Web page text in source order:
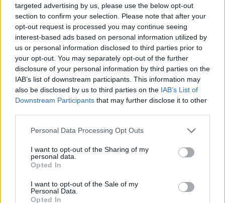
targeted advertising by us, please use the below opt-out
section to confirm your selection. Please note that after your
opt-out request is processed you may continue seeing
interest-based ads based on personal information utilized by
us or personal information disclosed to third parties prior to
your opt-out. You may separately opt-out of the further
disclosure of your personal information by third parties on the
IAB’s list of downstream participants. This information may
also be disclosed by us to third parties on the IAB’s List of
Downstream Participants that may further disclose it to other
Please note that this website/app uses one or more Google
not limited to your visit or usage behaviour. You may click to
grant or deny consent to Google and its third-party tags to
use your data for below specified purposes in below Google
consent section.
Personal Data Processing Opt Outs
I want to opt-out of the Sharing of my
personal data.
Opted In
I want to opt-out of the Sale of my
Personal Data.
Opted In
– Våra för-produktion av elektriska snöskotrar
har använts i finska Lappland och Norges
Svalbard i cirka fem år. Tusentals
internationella äventyrsresenärer har kört våra
elektriska snöskotrar totalt över 200 000 mil,
säger APT:s vd Matti Autioniemi.
programvara, vilket optimerar
energiförbrukningen och möjliggör
uppdateringar online samt underhåll.
– Under guidade tur kan effektinställningarna
justeras för oerfarna förare. Dessutom kan